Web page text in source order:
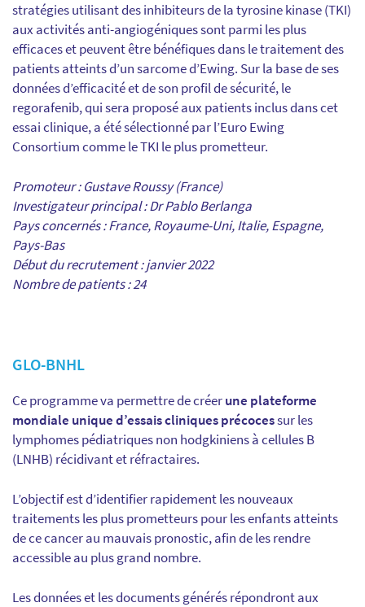
stratégies utilisant des inhibiteurs de la tyrosine kinase (TKI)
aux activités anti-angiogéniques sont parmi les plus
efficaces et peuvent être bénéfiques dans le traitement des
patients atteints d’un sarcome d’Ewing. Sur la base de ses
données d’efficacité et de son profil de sécurité, le
regorafenib, qui sera proposé aux patients inclus dans cet
essai clinique, a été sélectionné par l’Euro Ewing
Consortium comme le TKI le plus prometteur.
Promoteur : Gustave Roussy (France)
Investigateur principal : Dr Pablo Berlanga
Pays concernés : France, Royaume-Uni, Italie, Espagne,
Pays-Bas
Début du recrutement : janvier 2022
Nombre de patients : 24
GLO-BNHL
Ce programme va permettre de créerune plateforme
mondiale unique d’essais cliniques précocessur les
lymphomes pédiatriques non hodgkiniens à cellules B
(LNHB) récidivant et réfractaires.
L’objectif est d’identifier rapidement les nouveaux
traitements les plus prometteurs pour les enfants atteints
de ce cancer au mauvais pronostic, afin de les rendre
accessible au plus grand nombre.
Les données et les documents générés répondront aux